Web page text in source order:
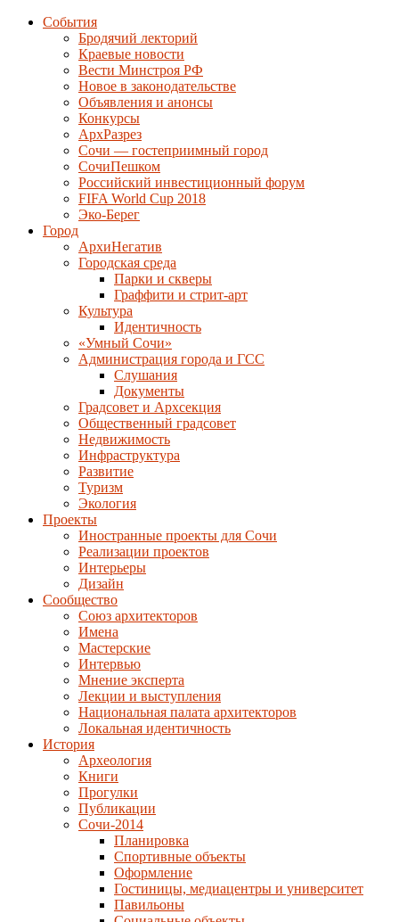
События
Бродячий лекторий
Краевые новости
Вести Минстроя РФ
Новое в законодательстве
Объявления и анонсы
Конкурсы
АрхРазрез
Сочи — гостеприимный город
СочиПешком
Российский инвестиционный форум
FIFA World Cup 2018
Эко-Берег
Город
АрхиНегатив
Городская среда
Парки и скверы
Граффити и стрит-арт
Культура
Идентичность
«Умный Сочи»
Администрация города и ГСС
Слушания
Документы
Градсовет и Архсекция
Общественный градсовет
Недвижимость
Инфраструктура
Развитие
Туризм
Экология
Проекты
Иностранные проекты для Сочи
Реализации проектов
Интерьеры
Дизайн
Сообщество
Союз архитекторов
Имена
Мастерские
Интервью
Мнение эксперта
Лекции и выступления
Национальная палата архитекторов
Локальная идентичность
История
Археология
Книги
Прогулки
Публикации
Сочи-2014
Планировка
Спортивные объекты
Оформление
Гостиницы, медиацентры и университет
Павильоны